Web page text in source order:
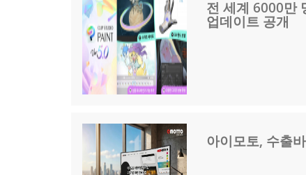
전 세계 6000만
업데이트 공개
아이모토, 수출